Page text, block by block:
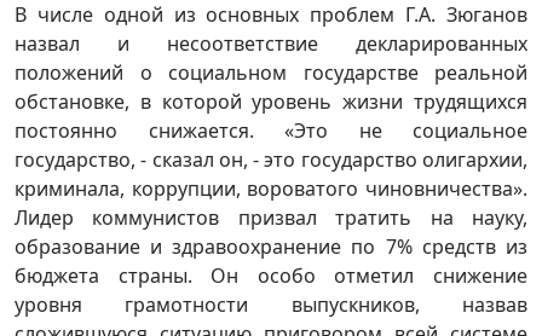
В числе одной из основных проблем Г.А. Зюганов
назвал и несоответствие декларированных
положений о социальном государстве реальной
обстановке, в которой уровень жизни трудящихся
постоянно снижается. «Это не социальное
государство, - сказал он, - это государство олигархии,
криминала, коррупции, вороватого чиновничества».
Лидер коммунистов призвал тратить на науку,
образование и здравоохранение по 7% средств из
бюджета страны. Он особо отметил снижение
уровня грамотности выпускников, назвав